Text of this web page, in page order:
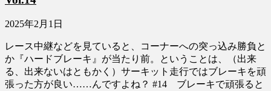
2025年2月1日
レース中継などを見ていると、コーナーへの突っ込み勝負と
か『ハードブレーキ』が当たり前。ということは、（出来
る、出来ないはともかく）サーキット走行ではブレーキを頑
張った方が良い……んですよね？ #14 ブレーキで頑張ると